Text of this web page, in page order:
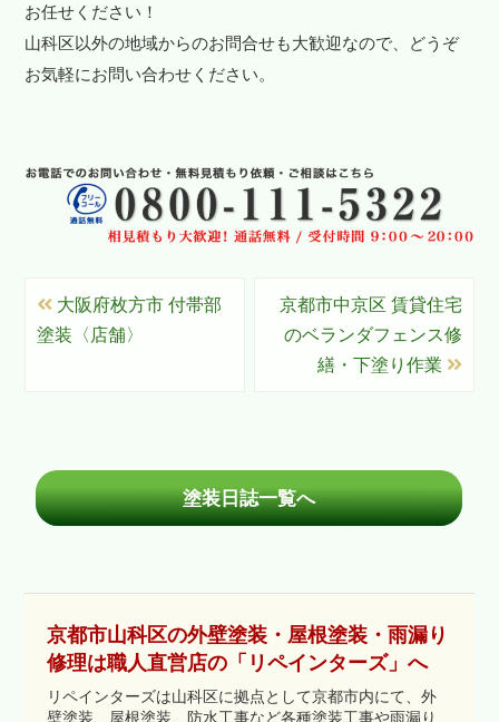
お任せください！
山科区以外の地域からのお問合せも大歓迎なので、どうぞ
お気軽にお問い合わせください。
大阪府枚方市 付帯部
塗装〈店舗〉
京都市中京区 賃貸住宅
のベランダフェンス修
繕・下塗り作業
塗装日誌一覧へ
京都市山科区の外壁塗装・屋根塗装・雨漏り
修理は職人直営店の「リペインターズ」へ
リペインターズは山科区に拠点として京都市内にて、外
壁塗装、屋根塗装、防水工事など各種塗装工事や雨漏り